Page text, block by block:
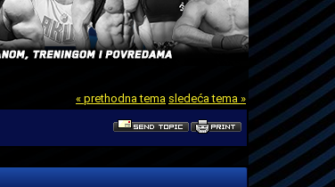
« prethodna tema sledeća tema »